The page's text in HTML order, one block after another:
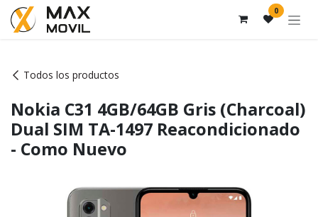
Ir al contenido 0
Todos los productos
Nokia C31 4GB/64GB Gris (Charcoal)
Dual SIM TA-1497 Reacondicionado
- Como Nuevo